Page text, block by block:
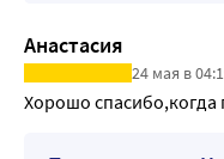
Анастасия
24 мая в
Хорошо спасибо,когда